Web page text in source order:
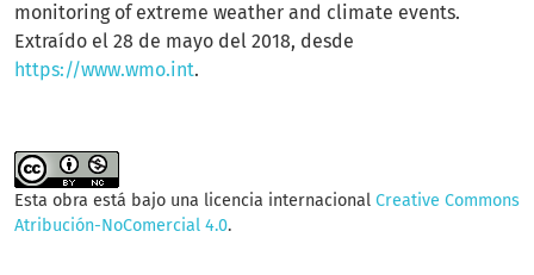
monitoring of extreme weather and climate events.
Extraído el 28 de mayo del 2018, desde
https://www.wmo.int.
Esta obra está bajo una licencia internacional Creative Commons
Atribución-NoComercial 4.0.